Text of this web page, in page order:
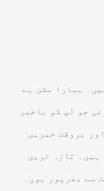
ہمارا مشن ہے
جو آپ کو باخبر
بروقت خبریں
ہیں۔ تازہ ترین
سے بھرپور ہوں۔